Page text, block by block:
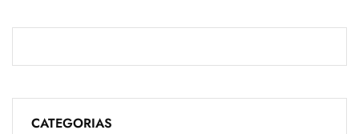
CATEGORIAS